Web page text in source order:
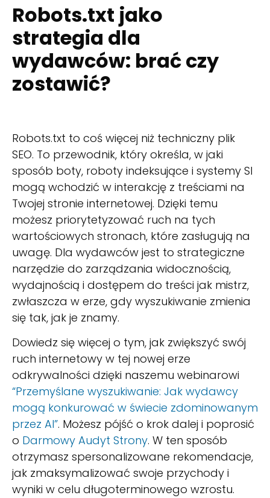
Robots.txt jako
strategia dla
wydawców: brać czy
zostawić?
Robots.txt to coś więcej niż techniczny plik
SEO. To przewodnik, który określa, w jaki
sposób boty, roboty indeksujące i systemy SI
mogą wchodzić w interakcję z treściami na
Twojej stronie internetowej. Dzięki temu
możesz priorytetyzować ruch na tych
wartościowych stronach, które zasługują na
uwagę. Dla wydawców jest to strategiczne
narzędzie do zarządzania widocznością,
wydajnością i dostępem do treści jak mistrz,
zwłaszcza w erze, gdy wyszukiwanie zmienia
się tak, jak je znamy.
Dowiedz się więcej o tym, jak zwiększyć swój
ruch internetowy w tej nowej erze
odkrywalności dzięki naszemu webinarowi
“Przemyślane wyszukiwanie: Jak wydawcy
mogą konkurować w świecie zdominowanym
przez AI”. Możesz pójść o krok dalej i poprosić
o Darmowy Audyt Strony. W ten sposób
otrzymasz spersonalizowane rekomendacje,
jak zmaksymalizować swoje przychody i
wyniki w celu długoterminowego wzrostu.